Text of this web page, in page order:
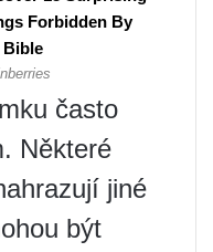
často
Některé
jiné
být